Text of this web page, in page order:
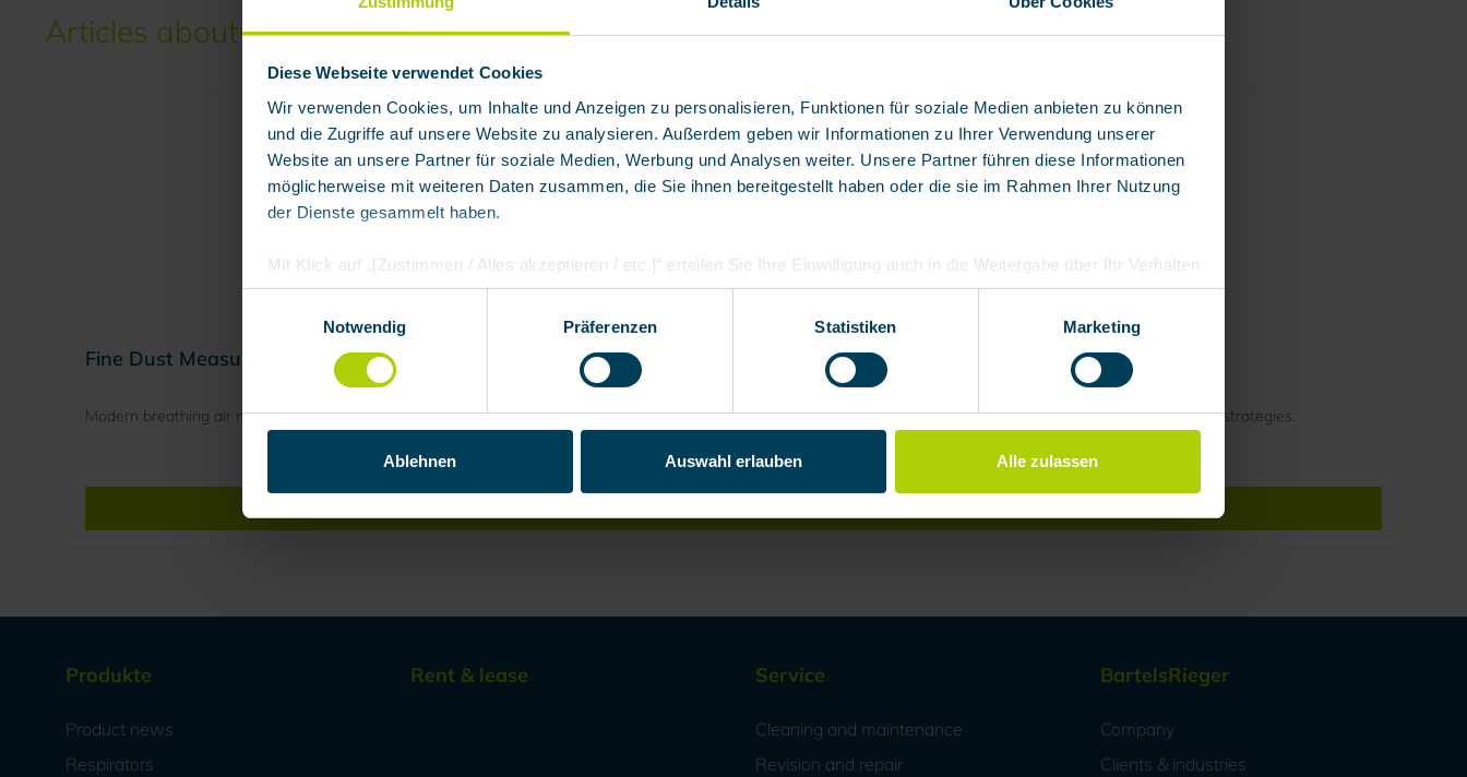
Diese Webseite verwendet Cookies
Wir verwenden Cookies, um Inhalte und Anzeigen zu personalisieren, Funktionen für soziale Medien anbieten zu können
und die Zugriffe auf unsere Website zu analysieren. Außerdem geben wir Informationen zu Ihrer Verwendung unserer
Website an unsere Partner für soziale Medien, Werbung und Analysen weiter. Unsere Partner führen diese Informationen
möglicherweise mit weiteren Daten zusammen, die Sie ihnen bereitgestellt haben oder die sie im Rahmen Ihrer Nutzung
der Dienste gesammelt haben.
Mit Klick auf „[Zustimmen / Alles akzeptieren / etc.]“ erteilen Sie Ihre Einwilligung auch in die Weitergabe über Ihr Verhalten
in unserem Shop an unseren Partner, die shopware AG (Ebbinghoff 10, 48624 Schöppingen, Deutschland), die diese
Daten Ihnen nicht persönlich zuordnen kann, sie aber zu eigenen Zwecken (z.B. Produktverbesserungen,
Notwendig
Präferenzen Statistiken Marketing
Ablehnen Auswahl erlauben Alle zulassen
Articles about Leather belt loop Klick-Fast for DustLight MINI
Fine Dust Measurement and Breathing Air Monitoring in Industry
Modern breathing air monitoring and mobile fine dust measurement systems help companies identify hazards at an early stage and optimise respiratory protection strategies.
Produkte
Product news
Respirators
Rent & lease Service
Cleaning and maintenance
Revision and repair
BartelsRieger
Company
Clients & industries